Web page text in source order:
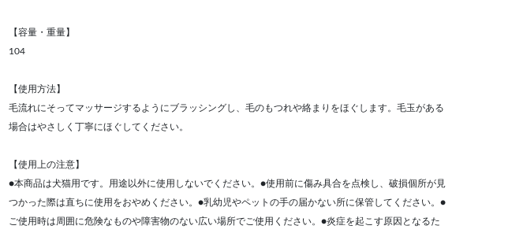
【容量・重量】
104
【使用方法】
毛流れにそってマッサージするようにブラッシングし、毛のもつれや絡まりをほぐします。毛玉がある
場合はやさしく丁寧にほぐしてください。
【使用上の注意】
●本商品は犬猫用です。用途以外に使用しないでください。●使用前に傷み具合を点検し、破損個所が見
つかった際は直ちに使用をおやめください。●乳幼児やペットの手の届かない所に保管してください。●
ご使用時は周囲に危険なものや障害物のない広い場所でご使用ください。●炎症を起こす原因となるた